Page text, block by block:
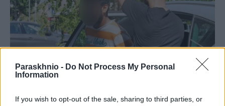
Paraskhnio - Do Not Process My Personal
Information
If you wish to opt-out of the sale, sharing to third parties, or